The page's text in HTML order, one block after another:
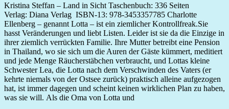
Kristina Steffan – Land in Sicht Taschenbuch: 336 Seiten
Verlag: Diana Verlag ISBN-13: 978-3453357785 Charlotte
Ellenberg – genannt Lotta – ist ein ziemlicher Kontrollfreak.Sie
hasst Veränderungen und liebt Listen. Leider ist sie da die Einzige in
ihrer ziemlich verrückten Familie. Ihre Mutter betreibt eine Pension
in Thailand, wo sie sich um die Auren der Gäste kümmert, meditiert
und jede Menge Räucherstäbchen verbraucht, und Lottas kleine
Schwester Lea, die Lotta nach dem Verschwinden des Vaters (er
kehrte niemals von der Ostsee zurück) praktisch alleine aufgezogen
hat, ist immer dagegen und scheint keinen wirklichen Plan zu haben,
was sie will. Als die Oma von Lotta und